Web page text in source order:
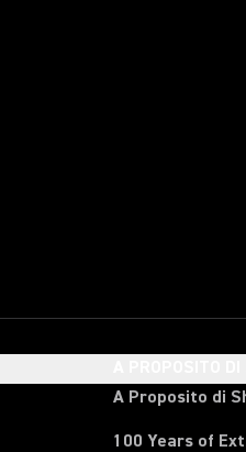
A Proposito di
100 Years of